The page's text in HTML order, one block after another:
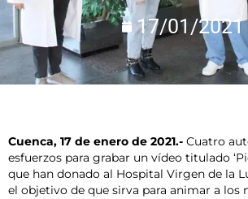
17/01/2021
Cuenca, 17 de enero de 2021.- Cuatro
esfuerzos para grabar un vídeo titulado
que han donado al Hospital Virgen de la
el objetivo de que sirva para animar a los